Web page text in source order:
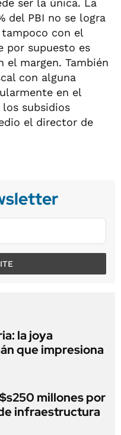
ser la única. La
del PBI no se logra
con el
por supuesto es
el margen. También
con alguna
en el
subsidios
el director de
la joya
que impresiona
millones por
infraestructura